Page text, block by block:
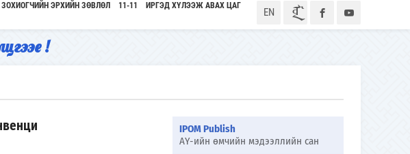
EN ᠮᠣᠨ
ЗОХИОГЧИЙН ЭРХИЙН ЗӨВЛӨЛ 11-11 ИРГЭД ХҮЛЭЭЖ АВАХ ЦАГ
!
IPOM Publish
АҮ-ийн өмчийн мэдээллийн сан